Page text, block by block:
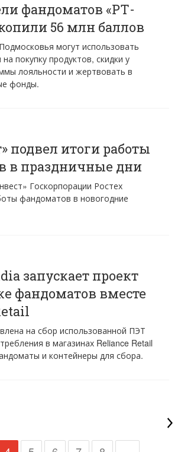
фандоматов «РТ-
56 млн баллов
могут использовать
покупку продуктов, скидки у
лояльности и жертвовать в
фонды.
подвел итоги работы
в праздничные дни
Госкорпорации Ростех
фандоматов в новогодние
запускает проект
фандоматов вместе
на сбор использованной ПЭТ
в магазинах Reliance Retail
и контейнеры для сбора.